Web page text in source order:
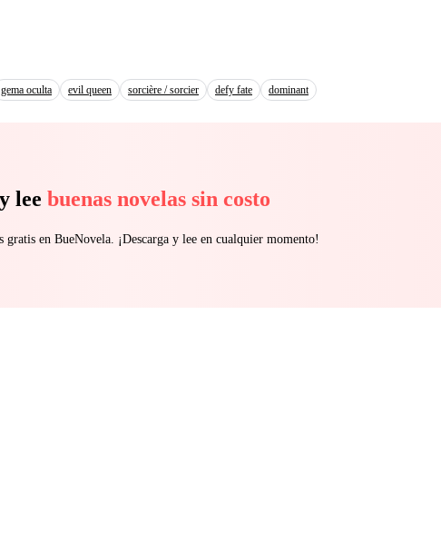
gema oculta evil queen sorcière / sorcier defy fate dominant
lee buenas novelas sin costo
gratis en BueNovela. ¡Descarga y lee en cualquier momento!